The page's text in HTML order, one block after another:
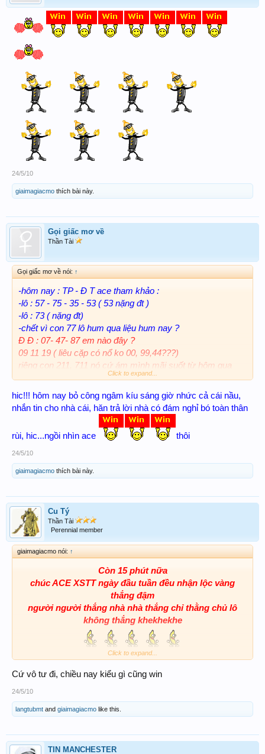
24/5/10
giaimagiacmo thích bài này.
Gọi giấc mơ về
Thần Tài
Gọi giấc mơ về nói: ↑
-hôm nay : TP - Đ T ace tham khảo :
-lô : 57 - 75 - 35 - 53 ( 53 nặng đt )
-lô : 73 ( nặng đt)
-chết vì con 77 lô hum qua liệu hum nay ?
Đ Đ : 07- 47- 87 em nào đây ?
09 11 19 ( liêu cặp có nổ ko 00, 99,44???)
riêng con 211, 711 nó cứ ám mình mãi suốt từ hôm qua
đến giờ ko bít sao đây???
- con 00 mình thua nó suốt mấy tuần vào ngày thứ 2
cũng chán nó lắm rùi.
kính nhờ các tiền bối và các ace góp ý, rất cám ơn.thân
Click to expand...
hic!!! hôm nay bỏ công ngâm kíu sáng giờ nhức cả cái nầu,
nhắn tin cho nhà cái, hăn trả lời nhà có đám nghỉ bó toàn thân
rùi, hic...ngồi nhìn ace thôi
24/5/10
giaimagiacmo thích bài này.
Cu Tý
Thần Tài
Perennial member
giaimagiacmo nói: ↑
Còn 15 phút nữa
chúc ACE XSTT ngày đầu tuần đều nhận lộc vàng
thắng đậm
người người thắng nhà nhà thắng chỉ thằng chủ lô
không thắng khekhekhe
Click to expand...
Cứ vô tư đi, chiều nay kiểu gì cũng win
24/5/10
langtubmt and giaimagiacmo like this.
TIN MANCHESTER